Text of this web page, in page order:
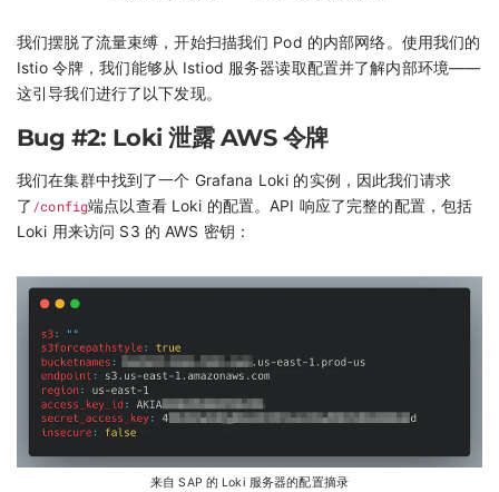
我们摆脱了流量束缚，开始扫描我们 Pod 的内部网络。使用我们的
Istio 令牌，我们能够从 Istiod 服务器读取配置并了解内部环境——
这引导我们进行了以下发现。
Bug #2: Loki 泄露 AWS 令牌
我们在集群中找到了一个 Grafana Loki 的实例，因此我们请求
了 /config端点以查看 Loki 的配置。API 响应了完整的配置，包括
Loki 用来访问 S3 的 AWS 密钥：
来自 SAP 的 Loki 服务器的配置摘录